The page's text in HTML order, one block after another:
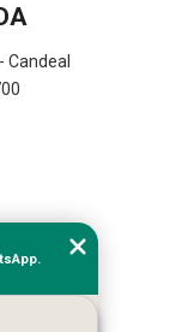
Candeal